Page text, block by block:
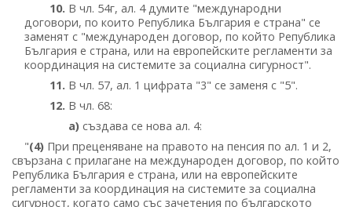
10. В чл. 54г, ал. 4 думите "международни
договори, по които Република България е страна" се
заменят с "международен договор, по който Република
България е страна, или на европейските регламенти за
координация на системите за социална сигурност".
11. В чл. 57, ал. 1 цифрата "3" се заменя с "5".
12. В чл. 68:
а) създава се нова ал. 4:
"(4) При преценяване на правото на пенсия по ал. 1 и 2,
свързана с прилагане на международен договор, по който
Република България е страна, или на европейските
регламенти за координация на системите за социална
сигурност, когато само със зачетения по българското